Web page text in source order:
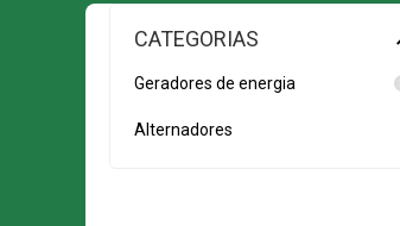
CATEGORIAS
Geradores de energia
Alternadores